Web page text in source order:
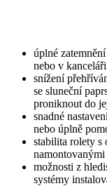
úplné
nebo v kanceláři
snížení
se sluneční
proniknout do
snadné
nebo úplně
stabilita rolety s
namontovanými
možnosti z
systémy